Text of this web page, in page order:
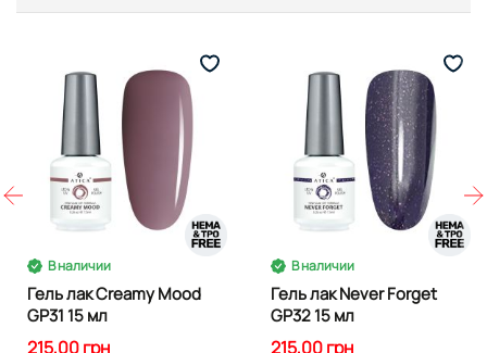
В наличии
Гель лак Creamy Mood
GP31 15 мл
215,00 грн
В наличии
Гель лак Never Forget
GP32 15 мл
215,00 грн